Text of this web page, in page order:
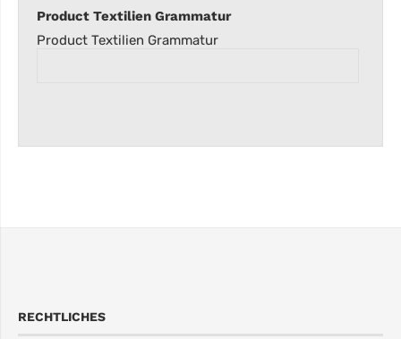
Product Textilien Grammatur
Product Textilien Grammatur
RECHTLICHES